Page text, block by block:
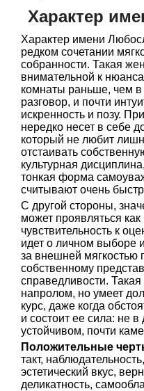
Характер
Характер имени
редком сочетании
собранности. Такая
внимательной к
комнаты раньше, чем
разговор, и почти
искренность и позу.
нередко несет в себе
который не любит
отстаивать
культурная
тонкая форма
считывают очень
С другой стороны,
может проявляться
чувствительность к
идет о личном выборе
за внешней мягкостью
собственному
справедливости. Такая
напролом, но умеет
курс, даже когда
и состоит ее сила: не
устойчивом, почти
Положительные
такт,
эстетический вкус,
деликатность,